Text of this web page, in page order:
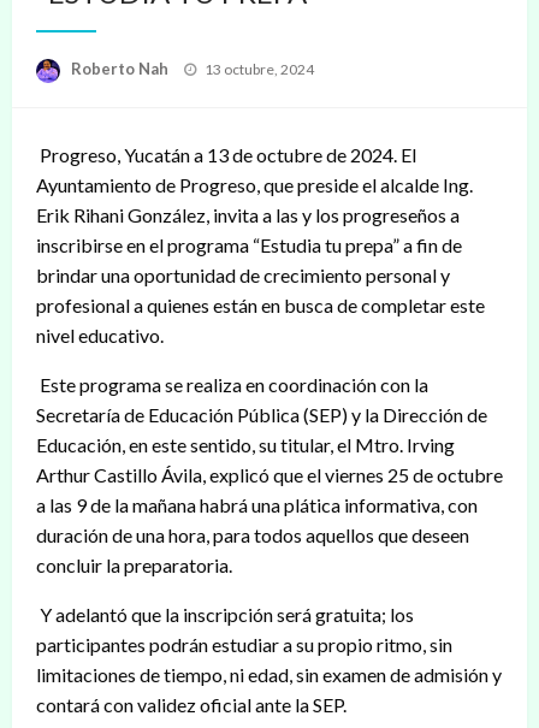
Roberto Nah
Publicado
13 octubre, 2024
Progreso, Yucatán a 13 de octubre de 2024. El
Ayuntamiento de Progreso, que preside el alcalde Ing.
Erik Rihani González, invita a las y los progreseños a
inscribirse en el programa “Estudia tu prepa” a fin de
brindar una oportunidad de crecimiento personal y
profesional a quienes están en busca de completar este
nivel educativo.
Este programa se realiza en coordinación con la
Secretaría de Educación Pública (SEP) y la Dirección de
Educación, en este sentido, su titular, el Mtro. Irving
Arthur Castillo Ávila, explicó que el viernes 25 de octubre
a las 9 de la mañana habrá una plática informativa, con
duración de una hora, para todos aquellos que deseen
concluir la preparatoria.
Y adelantó que la inscripción será gratuita; los
participantes podrán estudiar a su propio ritmo, sin
limitaciones de tiempo, ni edad, sin examen de admisión y
contará con validez oficial ante la SEP.